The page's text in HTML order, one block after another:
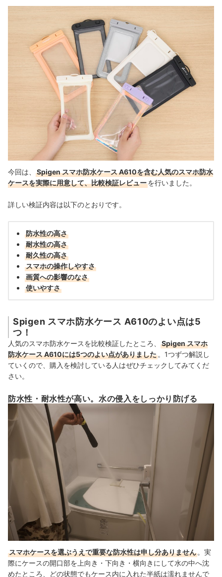
今回は、
Spigen スマホ防水ケース A610を含む人気のスマホ防水
ケースを実際に用意して、比較検証レビューを行いました。
詳しい検証内容は以下のとおりです。
防水性の高さ
耐水性の高さ
耐久性の高さ
スマホの操作しやすさ
画質への影響のなさ
使いやすさ
Spigen スマホ防水ケース A610のよい点は5
つ！
人気のスマホ防水ケースを比較検証したところ、
Spigen スマホ
防水ケース A610には5つのよい点がありました 。1つずつ解説し
ていくので、購入を検討している人はぜひチェックしてみてくだ
さい。
防水性・耐水性が高い。水の侵入をしっかり防げる
スマホケースを選ぶうえで重要な防水性は申し分ありません 。実
際にケースの開口部を上向き・下向き・横向きにして水の中へ沈
めたところ、どの状態でもケース内に入れた半紙は濡れませんで